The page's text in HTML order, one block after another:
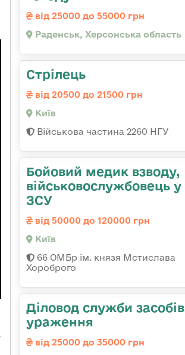
від 25000 до 55000 грн
Раденськ, Херсонська область
Стрілець
від 20500 до 21500 грн
Київ
Військова частина 2260 НГУ
Бойовий медик взводу,
військовослужбовець у
ЗСУ
від 50000 до 120000 грн
Київ
66 ОМБр ім. князя Мстислава
Хороброго
Діловод служби засобів
ураження
від 25000 до 35000 грн